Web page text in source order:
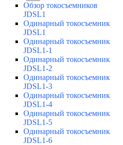
Обзор токосъемников
JDSL1
Одинарный токосъемник
JDSL1
Одинарный токосъемник
JDSL1-1
Одинарный токосъемник
JDSL1-2
Одинарный токосъемник
JDSL1-3
Одинарный токосъемник
JDSL1-4
Одинарный токосъемник
JDSL1-5
Одинарный токосъемник
JDSL1-6